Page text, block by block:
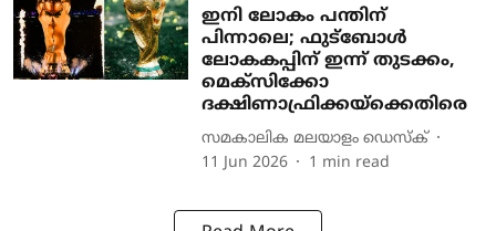
ഇനി ലോകം പന്തിന്
പിന്നാലെ; ഫുട്‌ബോള്‍
ലോകകപ്പിന് ഇന്ന് തുടക്കം,
മെക്‌സിക്കോ
ദക്ഷിണാഫ്രിക്കയ്‌ക്കെതിരെ
സമകാലിക മലയാളം ഡെസ്ക്
11 Jun 2026
1 min read